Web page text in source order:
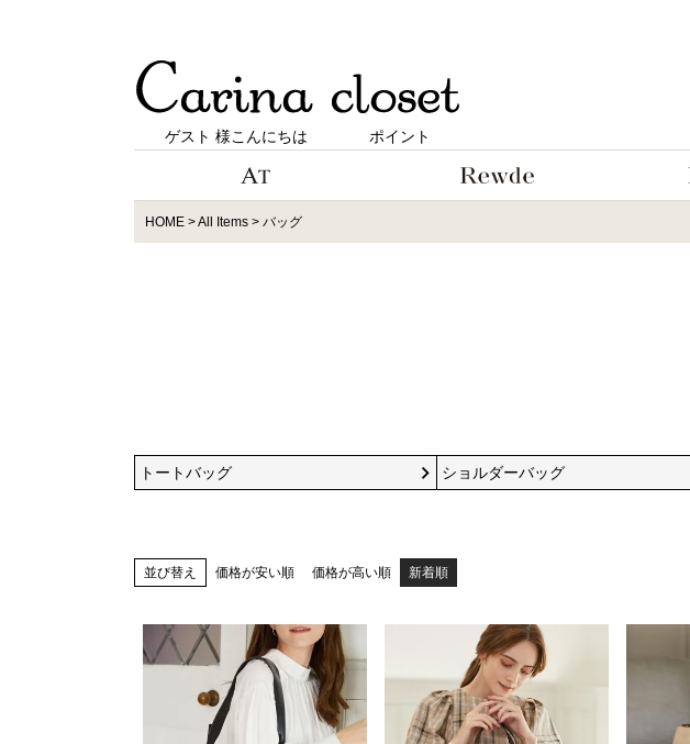
ゲスト 様こんにちは ポイント
HOME All Items バッグ
トートバッグ ショルダーバッグ
並び替え 価格が安い順 価格が高い順 新着順